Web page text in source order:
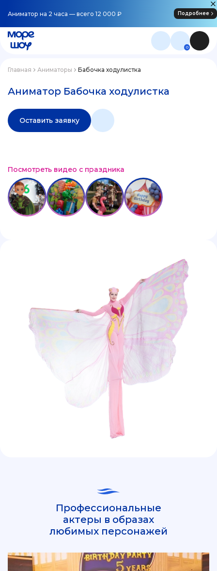
Аниматор на 2 часа — всего 12 000 ₽ Подробнее
0
Главная Аниматоры Бабочка ходулистка
Аниматор Бабочка ходулистка
Оставить заявку
Посмотреть видео с праздника
Профессиональные
актеры в образах
любимых персонажей